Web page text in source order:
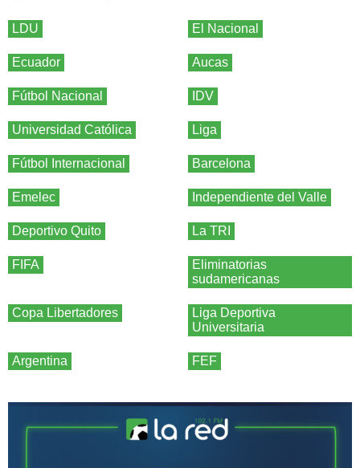
LDU El Nacional
Ecuador Aucas
Fútbol Nacional IDV
Universidad Católica Liga
Fútbol Internacional Barcelona
Emelec Independiente del Valle
Deportivo Quito La TRI
FIFA
Eliminatorias
sudamericanas
Copa Libertadores
Liga Deportiva
Universitaria
Argentina FEF